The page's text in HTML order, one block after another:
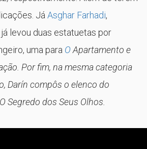
Já Asghar Farhadi,
levou duas estatuetas por
uma para O Apartamento e
Por fim, na mesma categoria
Darín compôs o elenco do
Segredo dos Seus Olhos.